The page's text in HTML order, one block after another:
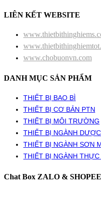
LIÊN KẾT WEBSITE
www.chobuonvn.com
DANH MỤC SẢN PHẨM
THIẾT BỊ BAO BÌ
THIẾT BỊ CƠ BẢN PTN
THIẾT BỊ MÔI TRƯỜNG
THIẾT BỊ NGÀNH
THIẾT BỊ NGÀNH SƠN
THIẾT BỊ NGÀNH THỰC
Chat Box ZALO & SHOPEE